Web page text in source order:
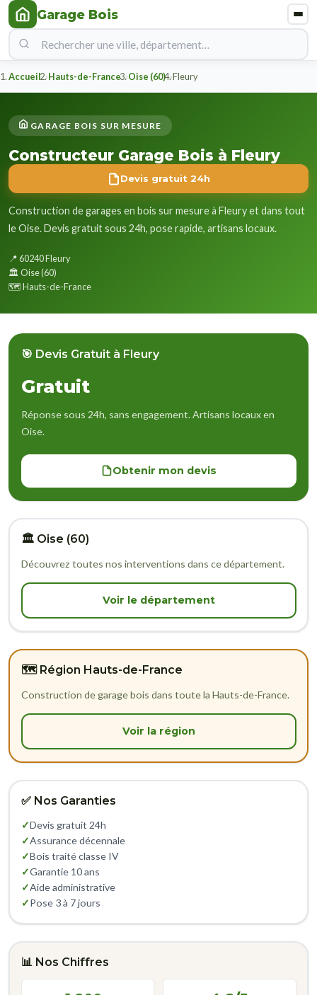
Garage Bois
Accueil Hauts-de-France Oise (60) Fleury
GARAGE BOIS SUR MESURE
Constructeur Garage Bois à Fleury
Devis gratuit 24h
Construction de garages en bois sur mesure à Fleury et dans tout
le Oise. Devis gratuit sous 24h, pose rapide, artisans locaux.
📍 60240 Fleury
🏛️ Oise (60)
🗺️ Hauts-de-France
🎯 Devis Gratuit à Fleury
Gratuit
Réponse sous 24h, sans engagement. Artisans locaux en
Oise.
Obtenir mon devis
🏛️ Oise (60)
Découvrez toutes nos interventions dans ce département.
Voir le département
🗺️ Région Hauts-de-France
Construction de garage bois dans toute la Hauts-de-France.
Voir la région
✅ Nos Garanties
✓Devis gratuit 24h
✓Assurance décennale
✓Bois traité classe IV
✓Garantie 10 ans
✓Aide administrative
✓Pose 3 à 7 jours
📊 Nos Chiffres